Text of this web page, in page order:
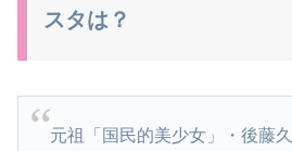
スタは？
元祖「国民的美少女」・後藤